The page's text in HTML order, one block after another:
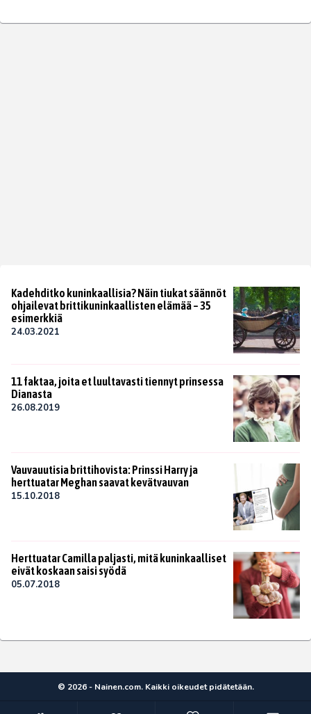
Kadehditko kuninkaallisia? Näin tiukat säännöt
ohjailevat brittikuninkaallisten elämää – 35
esimerkkiä
24.03.2021
11 faktaa, joita et luultavasti tiennyt prinsessa
Dianasta
26.08.2019
Vauvauutisia brittihovista: Prinssi Harry ja
herttuatar Meghan saavat kevätvauvan
15.10.2018
Herttuatar Camilla paljasti, mitä kuninkaalliset
eivät koskaan saisi syödä
05.07.2018
© 2026 - Nainen.com. Kaikki oikeudet pidätetään.